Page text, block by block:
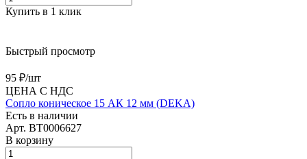
Купить в 1 клик
Быстрый просмотр
95 ₽/шт
ЦЕНА С НДС
Сопло коническое 15 АК 12 мм (DEKA)
Есть в наличии
Арт. BT0006627
В корзину